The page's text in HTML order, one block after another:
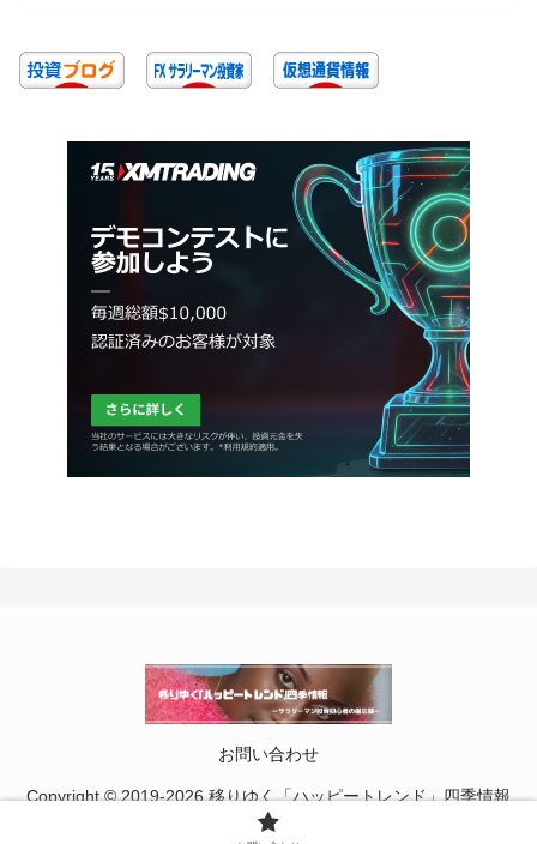
お問い合わせ
Copyright © 2019-2026 移りゆく「ハッピートレンド」四季情報
All Rights Reserved.